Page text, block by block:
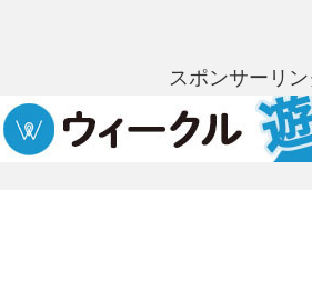
スポンサーリン